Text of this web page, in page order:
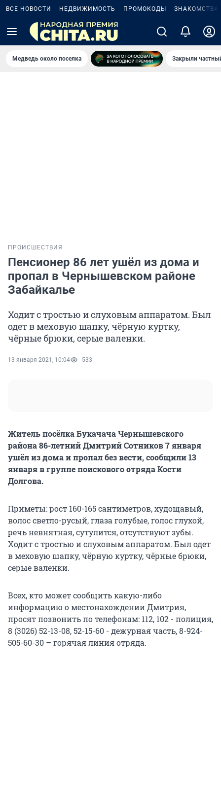
ВСЕ НОВОСТИ НЕДВИЖИМОСТЬ ПРОМОКОДЫ ЗНАКОМСТВА
Медведь около поселка Закрыли
ПРОИСШЕСТВИЯ
Пенсионер 86 лет ушёл из дома и
пропал в Чернышевском районе
Забайкалье
Ходит с тростью и слуховым аппаратом. Был
одет в меховую шапку, чёрную куртку,
чёрные брюки, серые валенки.
13 января 2021, 10:04 533
Житель посёлка Букачача Чернышевского
района 86-летний Дмитрий Сотников 7 января
ушёл из дома и пропал без вести, сообщили 13
января в группе поискового отряда Кости
Долгова.
Приметы: рост 160-165 сантиметров, худощавый,
волос светло-русый, глаза голубые, голос глухой,
речь невнятная, сутулится, отсутствуют зубы.
Ходит с тростью и слуховым аппаратом. Был одет
в меховую шапку, чёрную куртку, чёрные брюки,
серые валенки.
Всех, кто может сообщить какую-либо
информацию о местонахождении Дмитрия,
просят позвонить по телефонам: 112, 102 - полиция,
8 (3026) 52-13-08, 52-15-60 - дежурная часть, 8-924-
505-60-30 – горячая линия отряда.